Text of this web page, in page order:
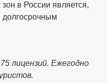
в России является,
долгосрочным
лицензий. Ежегодно